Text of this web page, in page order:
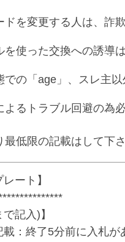
を変更する人は、詐
使った交換への誘導
での「age」、スレ主
るトラブル回避の為
最低限の記載はして下
ート】
記入)】
載：終了5分前に入札